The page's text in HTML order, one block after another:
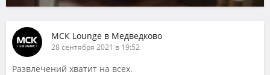
МСК Lounge в Медведково
28 сентября 2021 в 19:52
Развлечений хватит на всех.